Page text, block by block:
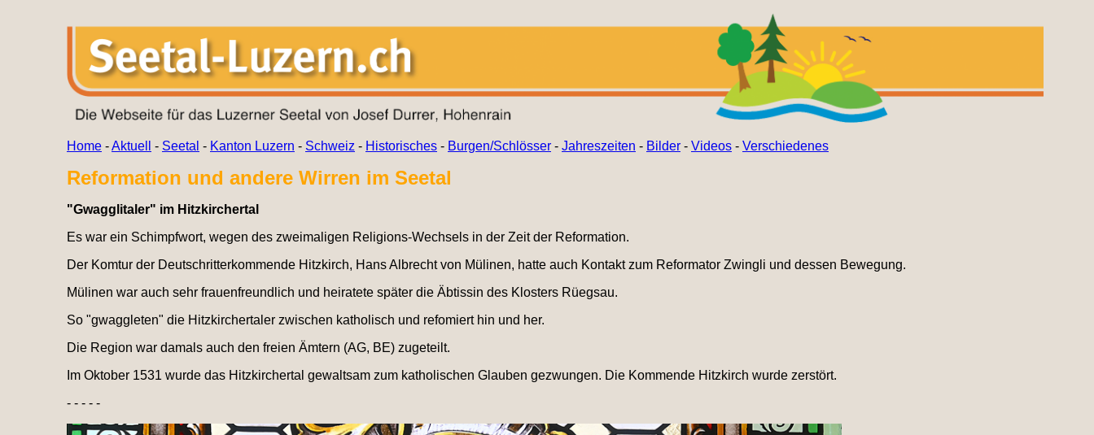
Home -Aktuell - Seetal - Kanton Luzern - Schweiz - Historisches - Burgen/Schlösser - Jahreszeiten - Bilder - Videos - Verschiedenes
Reformation und andere Wirren im Seetal
"Gwagglitaler" im Hitzkirchertal
Es war ein Schimpfwort, wegen des zweimaligen Religions-Wechsels in der Zeit der Reformation.
Der Komtur der Deutschritterkommende Hitzkirch, Hans Albrecht von Mülinen, hatte auch Kontakt zum Reformator Zwingli und dessen Bewegung.
Mülinen war auch sehr frauenfreundlich und heiratete später die Äbtissin des Klosters Rüegsau.
So "gwaggleten" die Hitzkirchertaler zwischen katholisch und refomiert hin und her.
Die Region war damals auch den freien Ämtern (AG, BE) zugeteilt.
Im Oktober 1531 wurde das Hitzkirchertal gewaltsam zum katholischen Glauben gezwungen. Die Kommende Hitzkirch wurde zerstört.
- - - - -